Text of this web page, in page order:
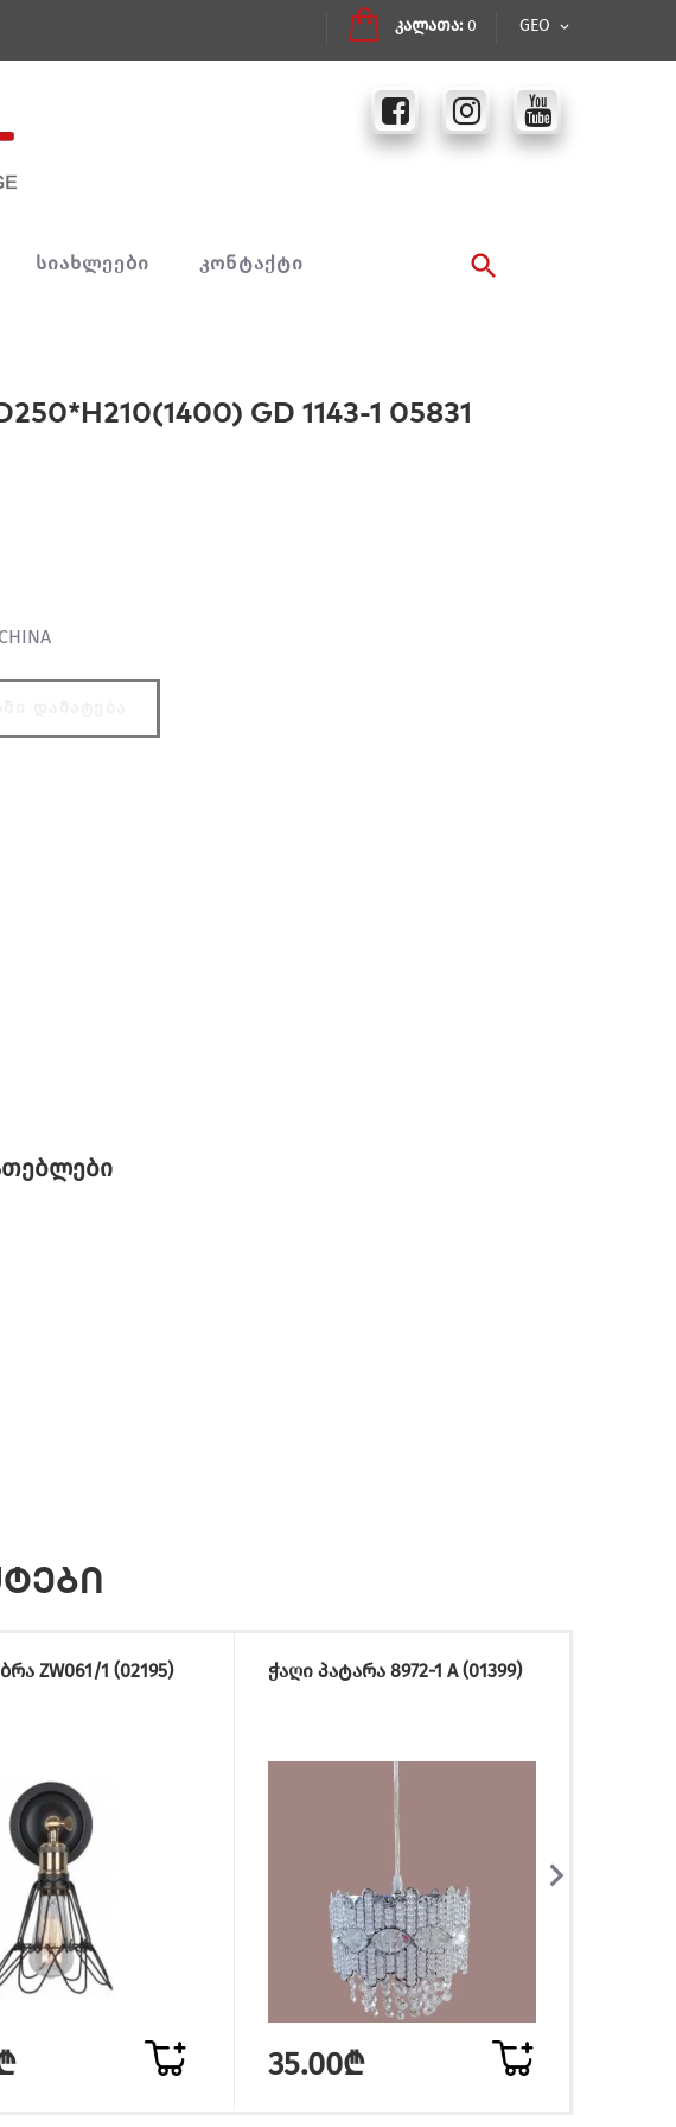
GEO
კალათა: 0
ᲡᲘᲐᲮᲚᲔᲔᲑᲘ ᲙᲝᲜᲢᲐᲥᲢᲘ
GD 1143-1 05831
CHINA
ZW061/1 (02195) ჭაღი პატარა 8972-1 A (01399)
35.00₾